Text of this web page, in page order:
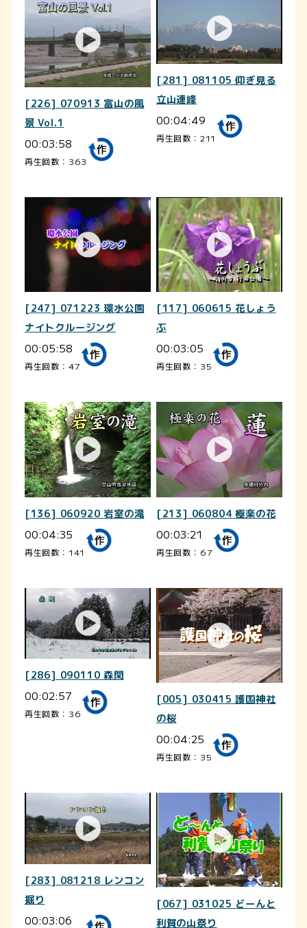
[226] 070913 富山の風
景 Vol.1
00:03:58
再生回数：363
[281] 081105 仰ぎ見る
立山連峰
00:04:49
再生回数：211
[247] 071223 環水公園
ナイトクルージング
00:05:58
再生回数：47
[117] 060615 花しょう
ぶ
00:03:05
再生回数：35
[136] 060920 岩室の滝
00:04:35
再生回数：141
[213] 060804 極楽の花
00:03:21
再生回数：67
[286] 090110 森閑
00:02:57
再生回数：36
[005] 030415 護国神社
の桜
00:04:25
再生回数：35
[283] 081218 レンコン
掘り
00:03:06
[067] 031025 どーんと
利賀の山祭り